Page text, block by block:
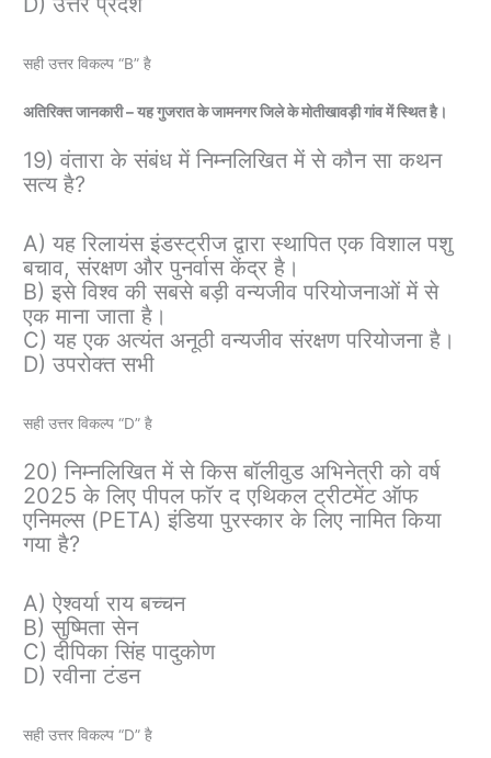
सही उत्तर विकल्प “B” है
अतिरिक्त जानकारी – यह गुजरात के जामनगर जिले के मोतीखावड़ी गांव में स्थित है।
19) वंतारा के संबंध में निम्नलिखित में से कौन सा कथन
सत्य है?
A) यह रिलायंस इंडस्ट्रीज द्वारा स्थापित एक विशाल पशु
बचाव, संरक्षण और पुनर्वास केंद्र है।
B) इसे विश्व की सबसे बड़ी वन्यजीव परियोजनाओं में से
एक माना जाता है।
C) यह एक अत्यंत अनूठी वन्यजीव संरक्षण परियोजना है।
D) उपरोक्त सभी
सही उत्तर विकल्प “D” है
20) निम्नलिखित में से किस बॉलीवुड अभिनेत्री को वर्ष
2025 के लिए पीपल फॉर द एथिकल ट्रीटमेंट ऑफ
एनिमल्स (PETA) इंडिया पुरस्कार के लिए नामित किया
गया है?
A) ऐश्वर्या राय बच्चन
B) सुष्मिता सेन
C) दीपिका सिंह पादुकोण
D) रवीना टंडन
सही उत्तर विकल्प “D” है